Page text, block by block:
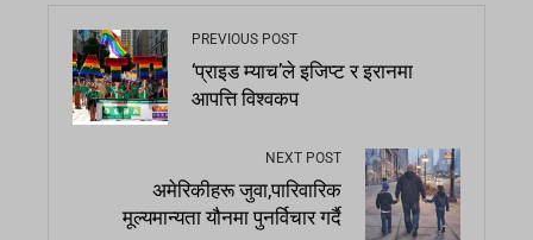
PREVIOUS POST
‘प्राइड म्याच’ले इजिप्ट र इरानमा
आपत्ति विश्वकप
NEXT POST
अमेरिकीहरू जुवा,पारिवारिक
मूल्यमान्यता यौनमा पुनर्विचार गर्दै